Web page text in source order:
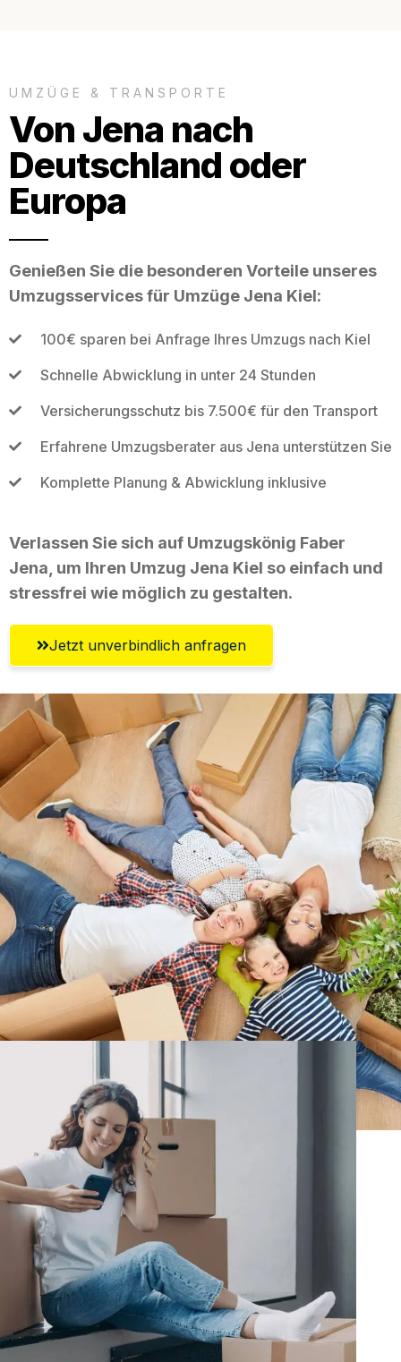
UMZÜGE & TRANSPORTE
Von Jena nach
Deutschland oder
Europa
Genießen Sie die besonderen Vorteile unseres
Umzugsservices für Umzüge Jena Kiel:
100€ sparen bei Anfrage Ihres Umzugs nach Kiel
Schnelle Abwicklung in unter 24 Stunden
Versicherungsschutz bis 7.500€ für den Transport
Erfahrene Umzugsberater aus Jena unterstützen Sie
Komplette Planung & Abwicklung inklusive
Verlassen Sie sich auf Umzugskönig Faber
Jena, um Ihren Umzug Jena Kiel so einfach und
stressfrei wie möglich zu gestalten.
Jetzt unverbindlich anfragen